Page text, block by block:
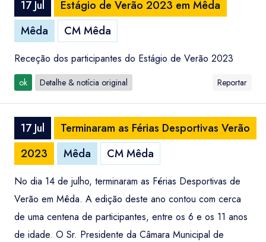
17 Jul
Estágio de Verão 2023 em Mêda
Mêda
CM Mêda
Receção dos participantes do Estágio de Verão 2023
ok Detalhe & notícia original Reportar
17 Jul
Terminaram as Férias Desportivas Verão
2023
Mêda CM Mêda
No dia 14 de julho, terminaram as Férias Desportivas de
Verão em Mêda. A edição deste ano contou com cerca
de uma centena de participantes, entre os 6 e os 11 anos
de idade. O Sr. Presidente da Câmara Municipal de